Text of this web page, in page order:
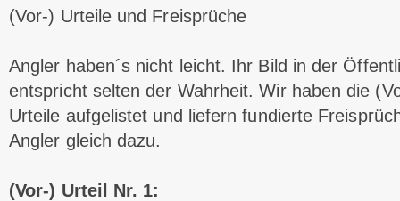
(Vor-) Urteile und Freisprüche
Angler haben´s nicht leicht. Ihr Bild in der
entspricht selten der Wahrheit. Wir haben die
Urteile aufgelistet und liefern fundierte
Angler gleich dazu.
(Vor-) Urteil Nr. 1: